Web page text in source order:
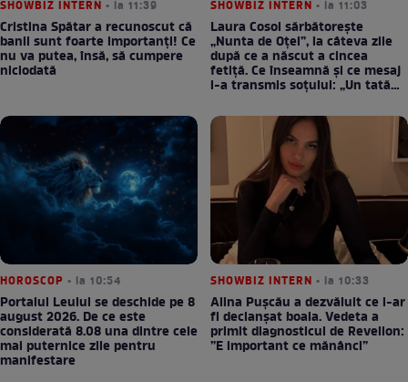
SHOWBIZ INTERN • la 11:39
Cristina Spătar a recunoscut că
banii sunt foarte importanți! Ce
nu va putea, însă, să cumpere
niciodată
SHOWBIZ INTERN • la 11:03
Laura Cosoi sărbătorește
„Nunta de Oțel”, la câteva zile
după ce a născut a cincea
fetiță. Ce înseamnă și ce mesaj
i-a transmis soțului: „Un tată
HOROSCOP • la 10:54
Portalul Leului se deschide pe 8
august 2026. De ce este
considerată 8.08 una dintre cele
mai puternice zile pentru
manifestare
SHOWBIZ INTERN • la 10:33
Alina Pușcău a dezvăluit ce i-ar
fi declanșat boala. Vedeta a
primit diagnosticul de Revelion:
”E important ce mănânci”